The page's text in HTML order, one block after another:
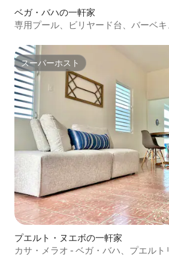
ベガ・バハの一軒家
専用プール、ビリヤード台、バーベキ
スーパーホスト
スーパーホスト
プエルト・ヌエボの一軒家
カサ・メラオ - ベガ・バハ、プエルト